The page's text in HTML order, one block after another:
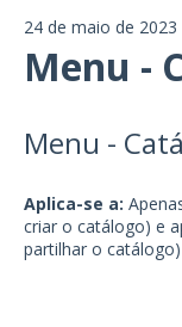
24 de maio de 2023
Menu -
Menu -
Aplica-se a:
criar o catálogo) e
partilhar o catálogo)